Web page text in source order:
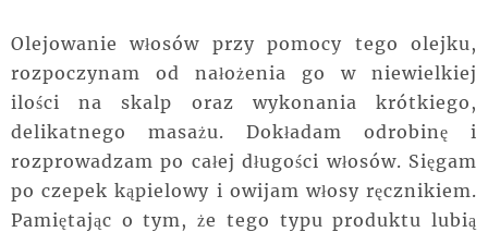
Olejowanie włosów przy pomocy tego olejku,
rozpoczynam od nałożenia go w niewielkiej
ilości na skalp oraz wykonania krótkiego,
delikatnego masażu. Dokładam odrobinę i
rozprowadzam po całej długości włosów. Sięgam
po czepek kąpielowy i owijam włosy ręcznikiem.
Pamiętając o tym, że tego typu produktu lubią